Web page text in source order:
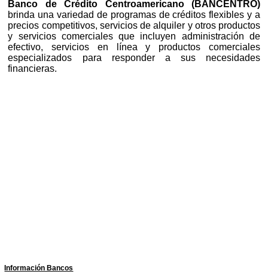
Banco de Crédito Centroamericano (BANCENTRO)
brinda una variedad de programas de créditos flexibles y a
precios competitivos, servicios de alquiler y otros productos
y servicios comerciales que incluyen administración de
efectivo, servicios en línea y productos comerciales
especializados para responder a sus necesidades
financieras.
Información Bancos